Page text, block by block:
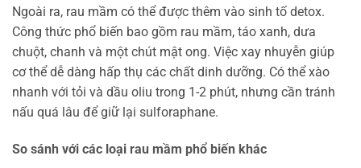
Ngoài ra, rau mầm có thể được thêm vào sinh tố detox.
Công thức phổ biến bao gồm rau mầm, táo xanh, dưa
chuột, chanh và một chút mật ong. Việc xay nhuyễn giúp
cơ thể dễ dàng hấp thụ các chất dinh dưỡng. Có thể xào
nhanh với tỏi và dầu oliu trong 1-2 phút, nhưng cần tránh
nấu quá lâu để giữ lại sulforaphane.
So sánh với các loại rau mầm phổ biến khác